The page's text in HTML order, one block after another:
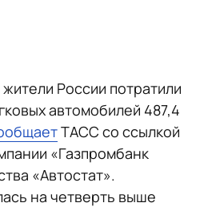
России потратили
автомобилей 487,4
ТАСС со ссылкой
«Газпромбанк
«Автостат».
на четверть выше